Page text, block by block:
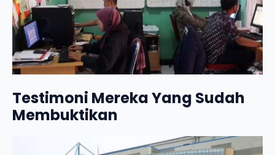
Testimoni Mereka Yang Sudah
Membuktikan